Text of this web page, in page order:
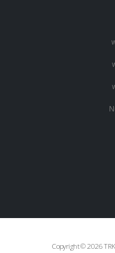
Copyright © 2026